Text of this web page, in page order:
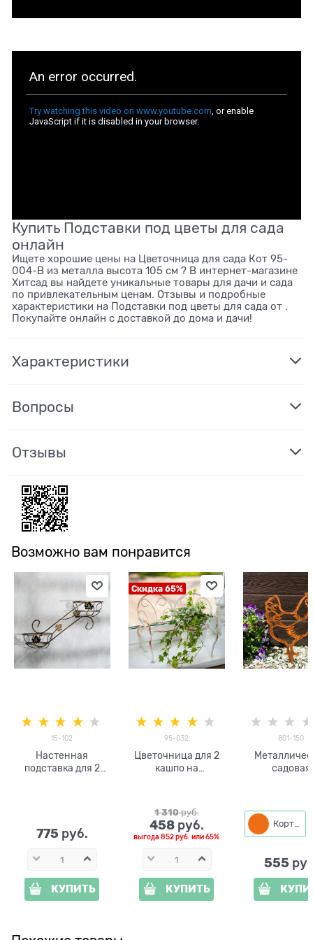
Купить Подставки под цветы для сада
онлайн
Ищете хорошие цены на Цветочница для сада Кот 95-
004-B из металла высота 105 см ? В интернет-магазине
Хитсад вы найдете уникальные товары для дачи и сада
по привлекательным ценам. Отзывы и подробные
характеристики на Подставки под цветы для сада от .
Покупайте онлайн с доставкой до дома и дачи!
Характеристики
Вопросы
Отзывы
Возможно вам понравится
15-102
Настенная
подставка для 2
775 руб.
КУПИТЬ
Скидка 65%
95-032
Цветочница для 2
кашпо на
1 310 руб.
458 руб.
выгода852 руб. или65%
КУПИТЬ
801-150
садовая
Кортен
555